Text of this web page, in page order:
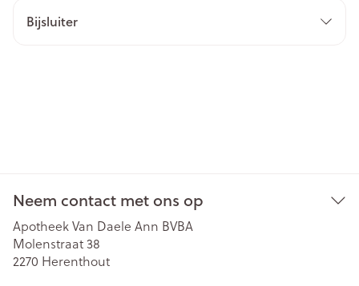
Bijsluiter
Neem contact met ons op
Apotheek Van Daele Ann BVBA
Molenstraat 38
2270 Herenthout